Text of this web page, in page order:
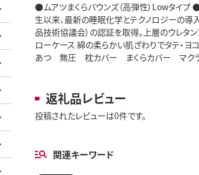
●ムアツまくらバウンズ（高弾性）Lowタイ
生以来、最新の睡眠化学とテクノロジーの導
品技術協議会）の認証を取得。上層のウレタ
ローケース 綿の柔らかい肌ざわりでタテ
あつ 無圧 枕カバー まくらカバー マク
返礼品レビュー
投稿されたレビューは0件です。
関連キーワード